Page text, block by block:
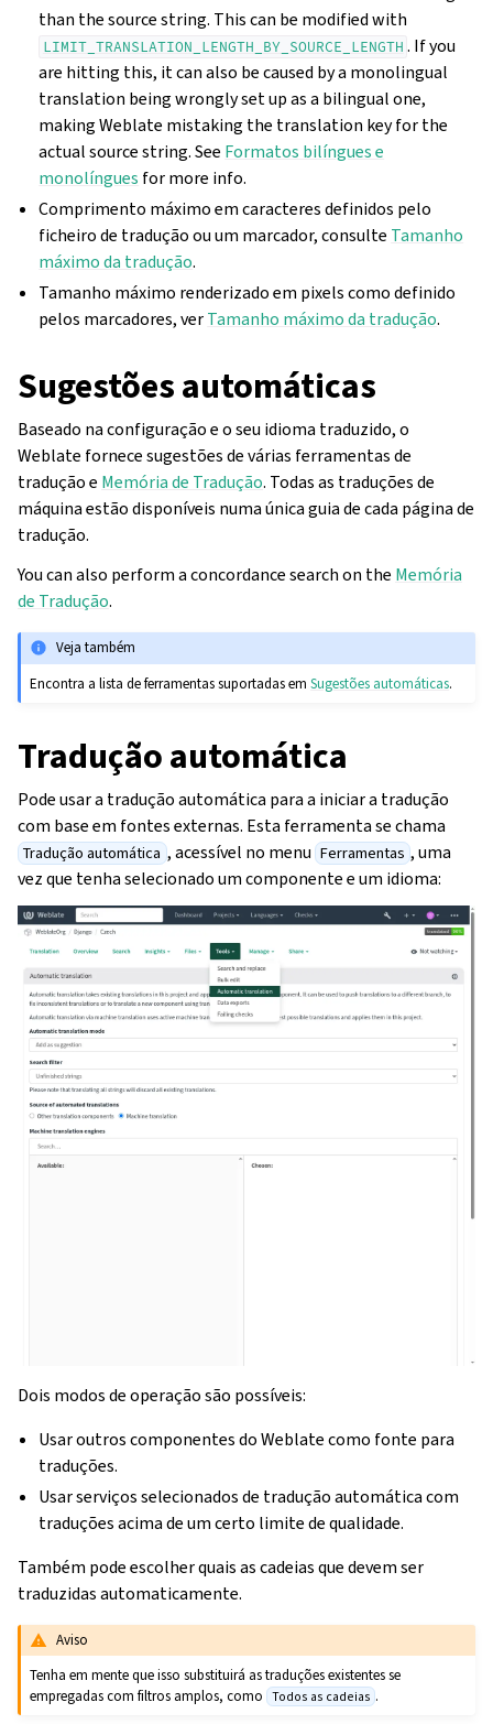
than the source string. This can be modified with
LIMIT_TRANSLATION_LENGTH_BY_SOURCE_LENGTH . If you
are hitting this, it can also be caused by a monolingual
translation being wrongly set up as a bilingual one,
making Weblate mistaking the translation key for the
actual source string. See Formatos bilíngues e
monolíngues for more info.
Comprimento máximo em caracteres definidos pelo
ficheiro de tradução ou um marcador, consulte Tamanho
máximo da tradução.
Tamanho máximo renderizado em pixels como definido
pelos marcadores, verTamanho máximo da tradução.
Sugestões automáticas
Baseado na configuração e o seu idioma traduzido, o
Weblate fornece sugestões de várias ferramentas de
tradução e Memória de Tradução. Todas as traduções de
máquina estão disponíveis numa única guia de cada página de
tradução.
You can also perform a concordance search on the Memória
de Tradução.
Veja também
Encontra a lista de ferramentas suportadas emSugestões automáticas.
Tradução automática
Pode usar a tradução automática para a iniciar a tradução
com base em fontes externas. Esta ferramenta se chama
Tradução automática , acessível no menu Ferramentas , uma
vez que tenha selecionado um componente e um idioma:
Dois modos de operação são possíveis:
Usar outros componentes do Weblate como fonte para
traduções.
Usar serviços selecionados de tradução automática com
traduções acima de um certo limite de qualidade.
Também pode escolher quais as cadeias que devem ser
traduzidas automaticamente.
Aviso
Tenha em mente que isso substituirá as traduções existentes se
empregadas com filtros amplos, como Todos as cadeias .